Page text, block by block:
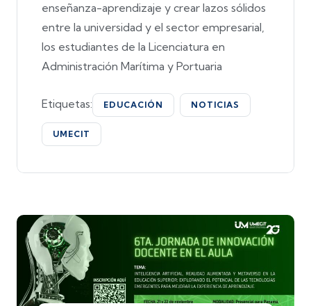
enseñanza-aprendizaje y crear lazos sólidos
entre la universidad y el sector empresarial,
los estudiantes de la Licenciatura en
Administración Marítima y Portuaria
Etiquetas: EDUCACIÓN NOTICIAS
UMECIT